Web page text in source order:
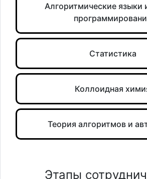
Алгоритмические языки
Статистика
Коллоидная
Теория алгоритмов и
Этапы